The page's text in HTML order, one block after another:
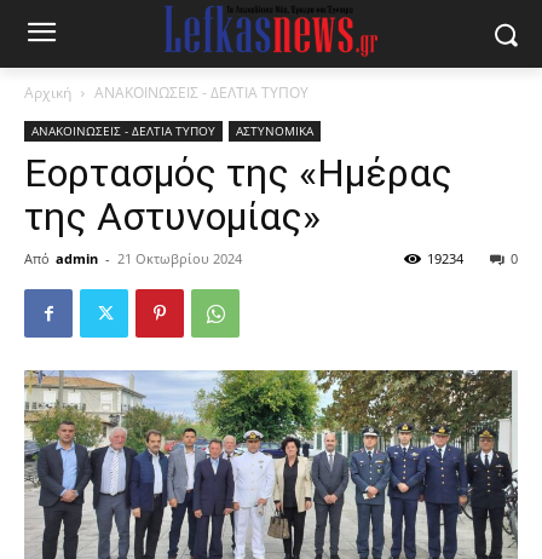
Αρχική ΑΝΑΚΟΙΝΩΣΕΙΣ - ΔΕΛΤΙΑ ΤΥΠΟΥ
ΑΝΑΚΟΙΝΩΣΕΙΣ - ΔΕΛΤΙΑ ΤΥΠΟΥ ΑΣΤΥΝΟΜΙΚΑ
Εορτασμός της «Ημέρας
της Αστυνομίας»
Από admin - 21 Οκτωβρίου 2024 0
19234